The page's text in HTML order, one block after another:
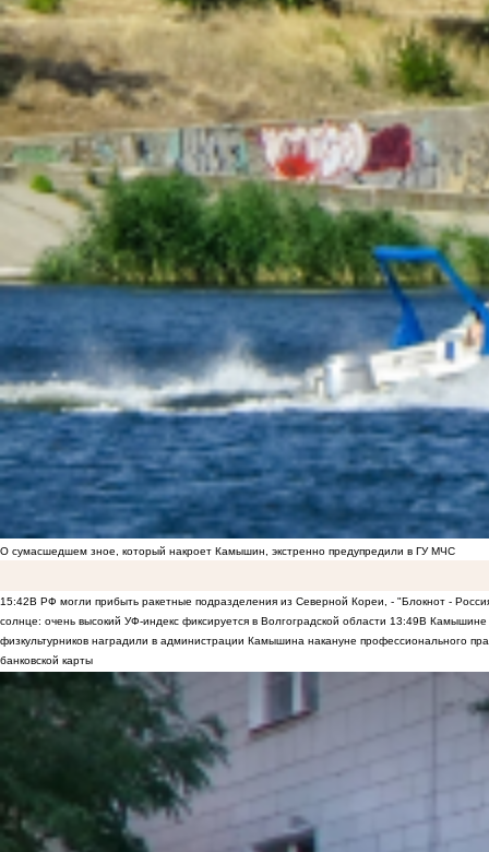
О сумасшедшем зное, который накроет Камышин, экстренно предупредили в ГУ МЧС
15:42В РФ могли прибыть ракетные подразделения из Северной Кореи, - "Блокнот -
солнце: очень высокий УФ-индекс фиксируется в Волгоградской области 13:49В Камышине
физкультурников наградили в администрации Камышина накануне профессионального
банковской карты